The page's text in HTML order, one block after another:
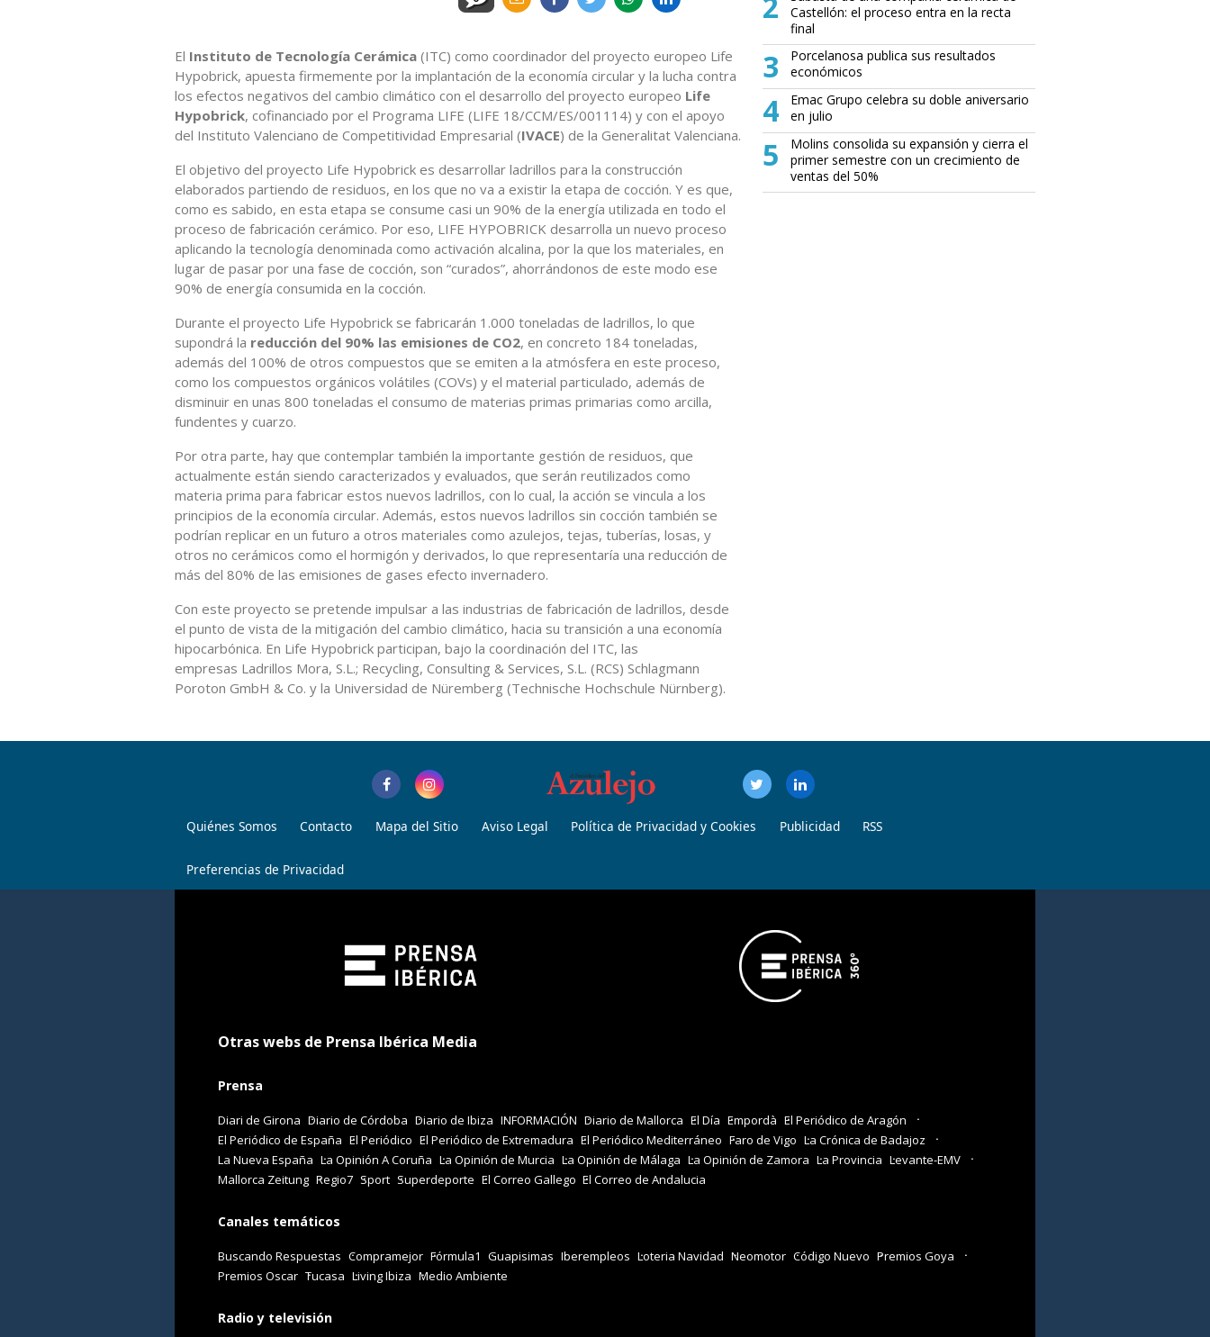
El Instituto de Tecnología Cerámica (ITC) como coordinador del proyecto europeo Life
Hypobrick, apuesta firmemente por la implantación de la economía circular y la lucha contra
los efectos negativos del cambio climático con el desarrollo del proyecto europeo Life
Hypobrick, cofinanciado por el Programa LIFE (LIFE 18/CCM/ES/001114) y con el apoyo
del Instituto Valenciano de Competitividad Empresarial (IVACE) de la Generalitat Valenciana.
El objetivo del proyecto Life Hypobrick es desarrollar ladrillos para la construcción
elaborados partiendo de residuos, en los que no va a existir la etapa de cocción. Y es que,
como es sabido, en esta etapa se consume casi un 90% de la energía utilizada en todo el
proceso de fabricación cerámico. Por eso, LIFE HYPOBRICK desarrolla un nuevo proceso
aplicando la tecnología denominada como activación alcalina, por la que los materiales, en
lugar de pasar por una fase de cocción, son “curados”, ahorrándonos de este modo ese
90% de energía consumida en la cocción.
Durante el proyecto Life Hypobrick se fabricarán 1.000 toneladas de ladrillos, lo que
supondrá la reducción del 90% las emisiones de CO2, en concreto 184 toneladas,
además del 100% de otros compuestos que se emiten a la atmósfera en este proceso,
como los compuestos orgánicos volátiles (COVs) y el material particulado, además de
disminuir en unas 800 toneladas el consumo de materias primas primarias como arcilla,
fundentes y cuarzo.
Por otra parte, hay que contemplar también la importante gestión de residuos, que
actualmente están siendo caracterizados y evaluados, que serán reutilizados como
materia prima para fabricar estos nuevos ladrillos, con lo cual, la acción se vincula a los
principios de la economía circular. Además, estos nuevos ladrillos sin cocción también se
podrían replicar en un futuro a otros materiales como azulejos, tejas, tuberías, losas, y
otros no cerámicos como el hormigón y derivados, lo que representaría una reducción de
más del 80% de las emisiones de gases efecto invernadero.
Con este proyecto se pretende impulsar a las industrias de fabricación de ladrillos, desde
el punto de vista de la mitigación del cambio climático, hacia su transición a una economía
hipocarbónica. En Life Hypobrick participan, bajo la coordinación del ITC, las
empresas Ladrillos Mora, S.L.; Recycling, Consulting & Services, S.L. (RCS) Schlagmann
Poroton GmbH & Co. y la Universidad de Nüremberg (Technische Hochschule Nürnberg).
Castellón: el proceso entra en la recta
final
3
Porcelanosa publica sus resultados
económicos
4
Emac Grupo celebra su doble aniversario
en julio
5
Molins consolida su expansión y cierra el
primer semestre con un crecimiento de
ventas del 50%
Quiénes Somos Contacto Mapa del Sitio Aviso Legal Política de Privacidad y Cookies Publicidad RSS
Preferencias de Privacidad
Otras webs de Prensa Ibérica Media
Prensa
Diari de Girona Diario de Córdoba Diario de Ibiza INFORMACIÓN Diario de Mallorca El Día Empordà El Periódico de Aragón
El Periódico de España El Periódico El Periódico de Extremadura El Periódico Mediterráneo Faro de Vigo La Crónica de Badajoz
La Nueva España La Opinión A Coruña La Opinión de Murcia La Opinión de Málaga La Opinión de Zamora La Provincia Levante-EMV
Mallorca Zeitung Regio7 Sport Superdeporte El Correo Gallego El Correo de Andalucia
Canales temáticos
Buscando Respuestas Compramejor Fórmula1 Guapisimas Iberempleos Loteria Navidad Neomotor Código Nuevo Premios Goya
Premios Oscar Tucasa Living Ibiza Medio Ambiente
Radio y televisión